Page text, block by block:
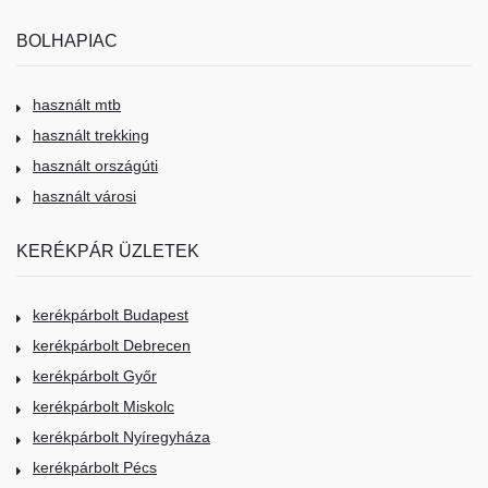
BOLHAPIAC
használt mtb
használt trekking
használt országúti
használt városi
KERÉKPÁR ÜZLETEK
kerékpárbolt Budapest
kerékpárbolt Debrecen
kerékpárbolt Győr
kerékpárbolt Miskolc
kerékpárbolt Nyíregyháza
kerékpárbolt Pécs